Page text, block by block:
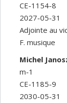
CE-1154-8
2027-05-31
Adjointe au
F. musique
Michel
m-1
CE-1185-9
2030-05-31